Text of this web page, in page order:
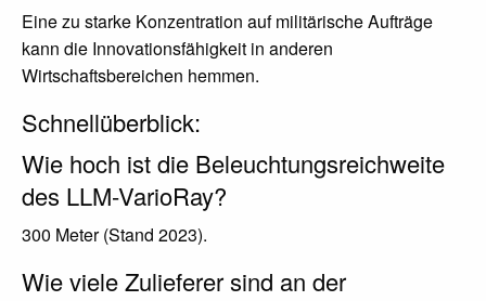
Eine zu starke Konzentration auf militärische Aufträge
kann die Innovationsfähigkeit in anderen
Wirtschaftsbereichen hemmen.
Schnellüberblick:
Wie hoch ist die Beleuchtungsreichweite
des LLM-VarioRay?
300 Meter (Stand 2023).
Wie viele Zulieferer sind an der